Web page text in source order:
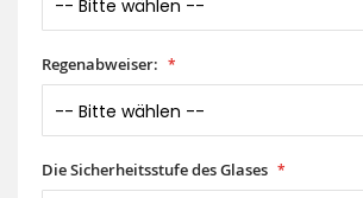
Regenabweiser:
Die Sicherheitsstufe des Glases